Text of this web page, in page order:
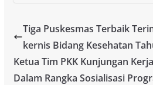
Tiga Puskesmas Terbaik
kernis Bidang Kesehatan
Ketua Tim PKK Kunjungan
Dalam Rangka Sosialisasi